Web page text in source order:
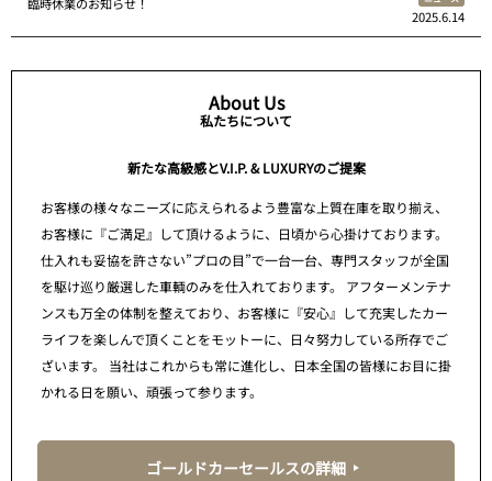
臨時休業のお知らせ！
2025.6.14
About Us
私たちについて
新たな高級感とV.I.P. & LUXURYのご提案
お客様の様々なニーズに応えられるよう豊富な上質在庫を取り揃え、
お客様に『ご満足』して頂けるように、日頃から心掛けております。
仕入れも妥協を許さない”プロの目”で一台一台、専門スタッフが全国
を駆け巡り厳選した車輌のみを仕入れております。 アフターメンテナ
ンスも万全の体制を整えており、お客様に『安心』して充実したカー
ライフを楽しんで頂くことをモットーに、日々努力している所存でご
ざいます。 当社はこれからも常に進化し、日本全国の皆様にお目に掛
かれる日を願い、頑張って参ります。
ゴールドカーセールスの詳細